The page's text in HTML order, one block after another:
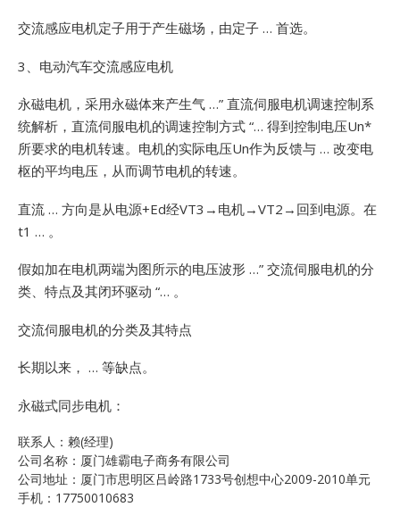
交流感应电机定子用于产生磁场，由定子 … 首选。
3、电动汽车交流感应电机
永磁电机，采用永磁体来产生气 …” 直流伺服电机调速控制系
统解析，直流伺服电机的调速控制方式 “… 得到控制电压Un*
所要求的电机转速。电机的实际电压Un作为反馈与 … 改变电
枢的平均电压，从而调节电机的转速。
直流 … 方向是从电源+Ed经VT3→电机→VT2→回到电源。在
t1 … 。
假如加在电机两端为图所示的电压波形 …” 交流伺服电机的分
类、特点及其闭环驱动 “… 。
交流伺服电机的分类及其特点
长期以来， … 等缺点。
永磁式同步电机：
联系人：赖(经理)
公司名称：厦门雄霸电子商务有限公司
公司地址：厦门市思明区吕岭路1733号创想中心2009-2010单元
手机：17750010683